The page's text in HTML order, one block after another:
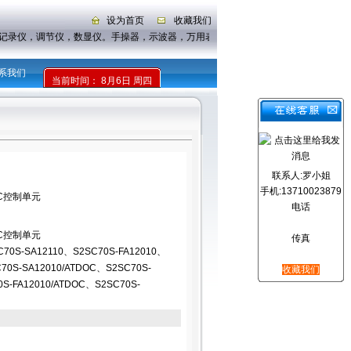
设为首页
收藏我们
记录仪，调节仪，数显仪。手操器，示波器，万用表，钳形表
我们
当前时间： 8月6日 周四
控制单元
控制单元
SA12110、S2SC70S-FA12010、
SA12010/ATDOC、S2SC70S-
FA12010/ATDOC、S2SC70S-
联系人:罗小姐
手机:13710023879
电话
传真
收藏我们